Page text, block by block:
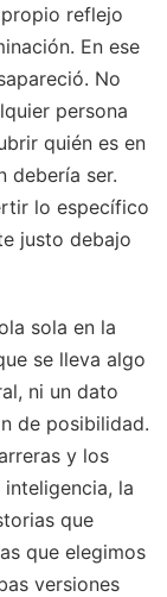
reflejo
En ese
No
persona
quién es en
debería ser.
lo específico
justo debajo
sola en la
se lleva algo
ni un dato
de posibilidad.
y los
la
que
que elegimos
versiones